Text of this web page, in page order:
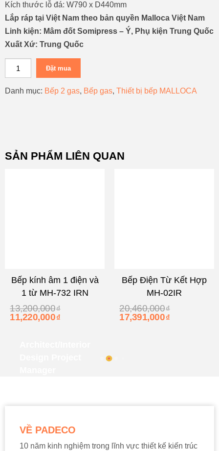
Đặt mua
Danh mục: Bếp 2 gas, Bếp gas, Thiết bị bếp MALLOCA
Kích thước lỗ đá: W790 x D440mm
Lắp ráp tại Việt Nam theo bản quyền Malloca Việt Nam
Linh kiện: Mâm đốt Somipress – Ý, Phụ kiện Trung Quốc
Xuất Xứ: Trung Quốc
SẢN PHẨM LIÊN QUAN
Bếp kính âm 1 điện và
1 từ MH-732 IRN
13,200,000₫
11,220,000₫
Bếp Điện Từ Kết Hợp
MH-02IR
20,460,000₫
17,391,000₫
VỀ PADECO
10 năm kinh nghiệm trong lĩnh vực thiết kế kiến trúc